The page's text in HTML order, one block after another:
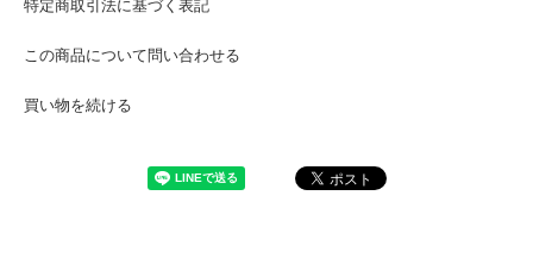
特定商取引法に基づく表記
この商品について問い合わせる
買い物を続ける